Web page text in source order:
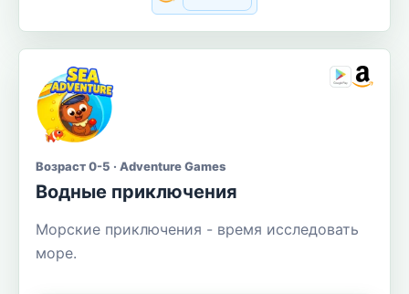
Возраст 0-5 · Adventure Games
Водные приключения
Морские приключения - время исследовать
море.